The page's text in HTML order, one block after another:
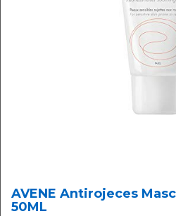
AVENE Antirojeces
50ML